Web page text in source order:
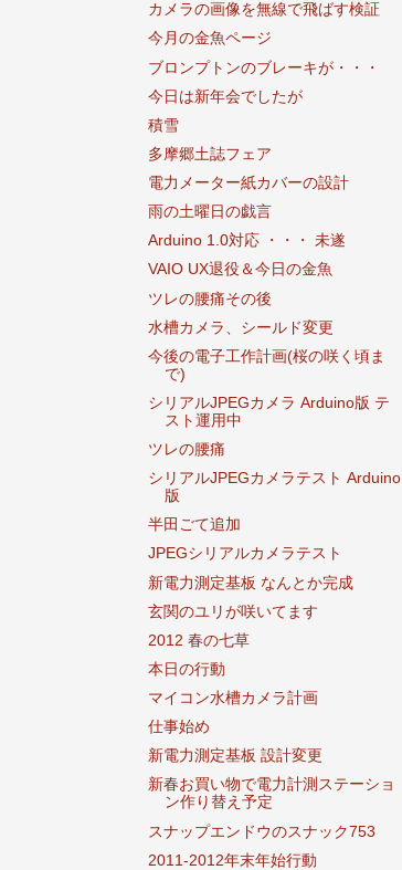
カメラの画像を無線で飛ばす検証
今月の金魚ページ
ブロンプトンのブレーキが・・・
今日は新年会でしたが
積雪
多摩郷土誌フェア
電力メーター紙カバーの設計
雨の土曜日の戯言
Arduino 1.0対応 ・・・ 未遂
VAIO UX退役＆今日の金魚
ツレの腰痛その後
水槽カメラ、シールド変更
今後の電子工作計画(桜の咲く頃ま
で)
シリアルJPEGカメラ Arduino版 テ
スト運用中
ツレの腰痛
シリアルJPEGカメラテスト Arduino
版
半田ごて追加
JPEGシリアルカメラテスト
新電力測定基板 なんとか完成
玄関のユリが咲いてます
2012 春の七草
本日の行動
マイコン水槽カメラ計画
仕事始め
新電力測定基板 設計変更
新春お買い物で電力計測ステーショ
ン作り替え予定
スナップエンドウのスナック753
2011-2012年末年始行動